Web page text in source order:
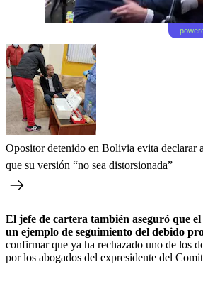
Opositor detenido en Bolivia evita declarar
que su versión “no sea distorsionada”
El jefe de cartera también aseguró que
un ejemplo de seguimiento del debido
confirmar que ya ha rechazado uno de los
por los abogados del expresidente del